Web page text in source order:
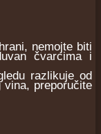
nemojte biti
čvarcima i
razlikuje od
preporučite